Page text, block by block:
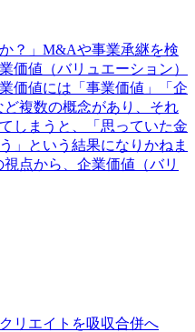
？」M&Aや事業承継を検
価値（バリュエーション）
価値には「事業価値」「企
複数の概念があり、それ
しまうと、「思っていた金
」という結果になりかねま
点から、企業価値（バリ
リエイトを吸収合併へ